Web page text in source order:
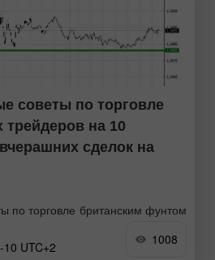
советы по торговле
на 10
сделок на
по торговле британским фунтом
на момент, когда индикатор
движение вверх от нулевой
UTC+2
1008